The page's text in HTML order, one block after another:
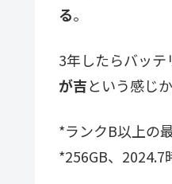
る。
3年したらバッテ
が吉という感じ
*ランクB以上の
*256GB、2024.7